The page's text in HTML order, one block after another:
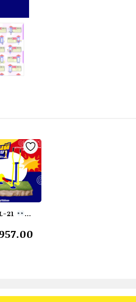
21
บหัวไหล่